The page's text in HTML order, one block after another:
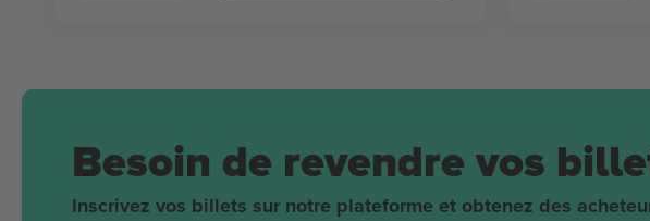
Besoin de revendre vos
Inscrivez vos billets sur notre plateforme et obtenez des